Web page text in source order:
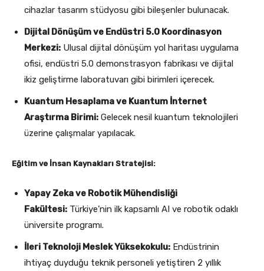
cihazlar tasarım stüdyosu gibi bileşenler bulunacak.
Dijital Dönüşüm ve Endüstri 5.0 Koordinasyon
Merkezi: Ulusal dijital dönüşüm yol haritası uygulama
ofisi, endüstri 5.0 demonstrasyon fabrikası ve dijital
ikiz geliştirme laboratuvarı gibi birimleri içerecek.
Kuantum Hesaplama ve Kuantum İnternet
Araştırma Birimi: Gelecek nesil kuantum teknolojileri
üzerine çalışmalar yapılacak.
Eğitim ve İnsan Kaynakları Stratejisi:
Yapay Zeka ve Robotik Mühendisliği
Fakültesi: Türkiye’nin ilk kapsamlı AI ve robotik odaklı
üniversite programı.
İleri Teknoloji Meslek Yüksekokulu: Endüstrinin
ihtiyaç duyduğu teknik personeli yetiştiren 2 yıllık